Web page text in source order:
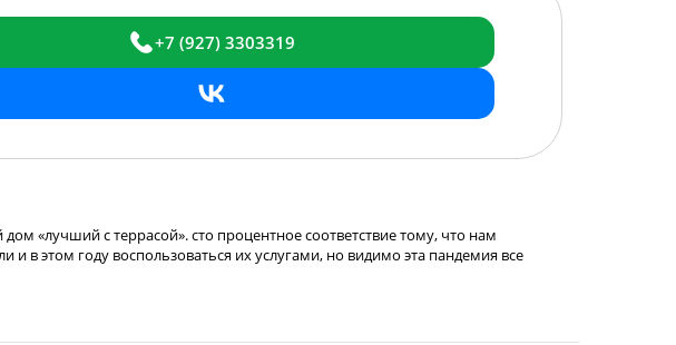
+7 (927) 3303319
«лучший с террасой». сто процентное соответствие тому, что нам
и в этом году воспользоваться их услугами, но видимо эта пандемия все